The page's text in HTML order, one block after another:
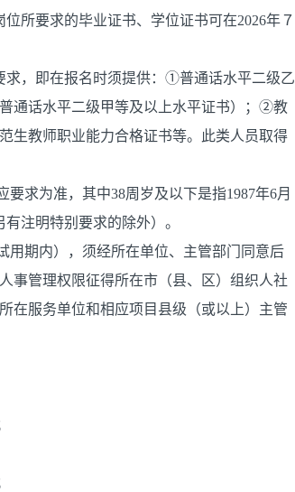
所要求的毕业证书、学位证书可在2026年７
求，即在报名时须提供：①普通话水平二级乙
通话水平二级甲等及以上水平证书）；②教
生教师职业能力合格证书等。此类人员取得
求为准，其中38周岁及以下是指1987年6月
注明特别要求的除外）。
用期内），须经所在单位、主管部门同意后
事管理权限征得所在市（县、区）组织人社
在服务单位和相应项目县级（或以上）主管